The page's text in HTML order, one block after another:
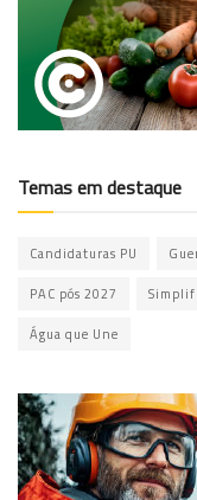
Temas em destaque
Candidaturas PU
PAC pós 2027
Água que Une